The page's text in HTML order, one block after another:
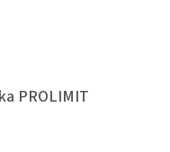
PROLIMIT